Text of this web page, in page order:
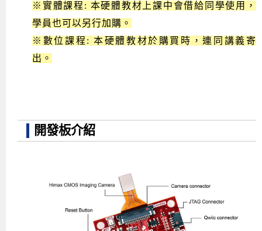
※實體課程: 本硬體教材上課中會借給同學使用，
學員也可以另行加購。
※數位課程: 本硬體教材於購買時，連同講義寄
出 。
開發板介紹